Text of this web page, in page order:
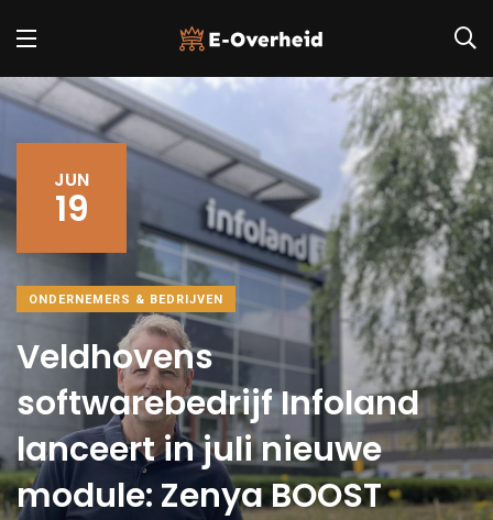
JUN
19
ONDERNEMERS & BEDRIJVEN
Veldhovens
softwarebedrijf Infoland
lanceert in juli nieuwe
module: Zenya BOOST